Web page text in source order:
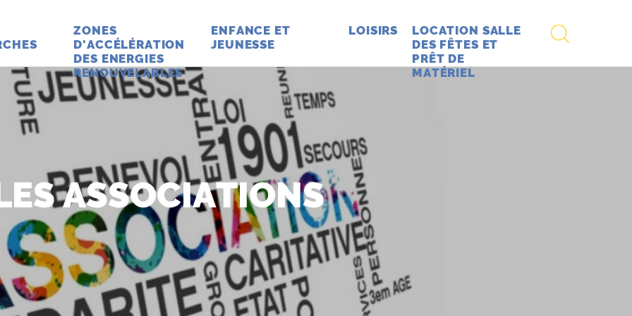
ZONES
D'ACCÉLÉRATION
DES ENERGIES
RENOUVELABLES
ENFANCE ET
JEUNESSE
LOISIRS
LOCATION SALLE
DES FÊTES ET
PRÊT DE
MATÉRIEL
ASSOCIATIONS